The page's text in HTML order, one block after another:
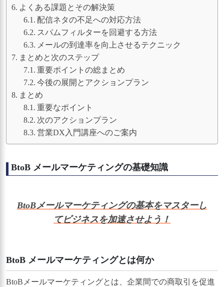
よくある課題とその解決策
配信ネタの不足への対応方法
スパムフィルターを回避する方法
メールの到達率を向上させるテクニック
まとめと次のステップ
重要ポイントの総まとめ
今後の展開とアクションプラン
まとめ
重要なポイント
次のアクションプラン
営業DX入門講座へのご案内
BtoB メールマーケティングの基礎知識
BtoBメールマーケティングの基本をマスターし
てビジネスを加速させよう！
BtoB メールマーケティングとは何か
BtoBメールマーケティングとは、企業間での商取引を促進